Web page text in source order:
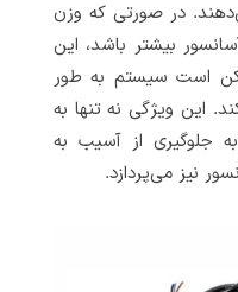
در صورتی که وزن
بیشتر باشد، این
است سیستم به طور
این ویژگی نه تنها به
جلوگیری از آسیب به
نیز می‌پردازد.